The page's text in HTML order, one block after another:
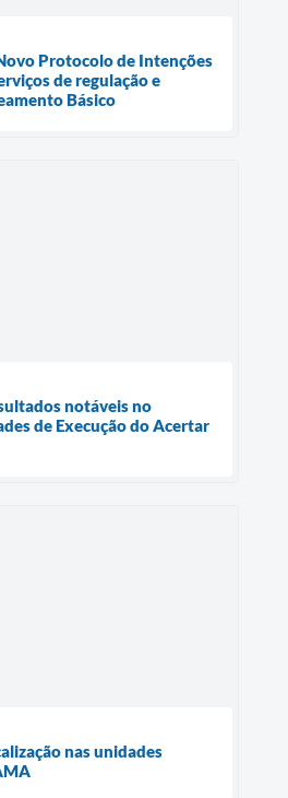
Protocolo de Intenções
de regulação e
Básico
notáveis no
de Execução do Acertar
nas unidades